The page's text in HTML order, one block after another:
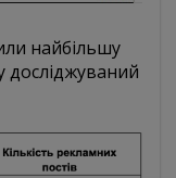
найбільшу
досліджуваний